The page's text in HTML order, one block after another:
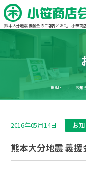
熊本大分地震 義援金のご報告とお礼 – 小笹商
HOME > お知
2016年05月14日 お
熊本大分地震 義